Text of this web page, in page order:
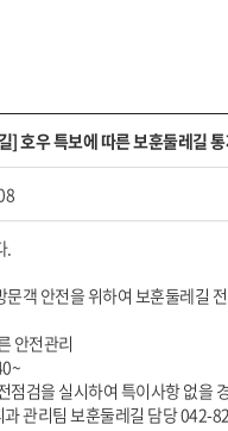
] 호우 특보에 따른 보훈둘레길
.
객 안전을 위하여 보훈둘레길
안전관리
점검을 실시하여 특이사항 없을
관리팀 보훈둘레길 담당 042-